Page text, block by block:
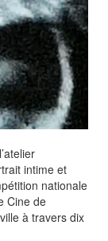
intime et
nationale
Cine de
à travers dix